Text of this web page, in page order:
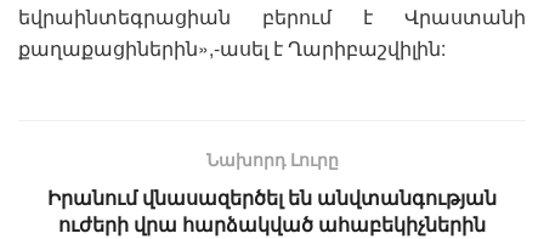
եվրաինտեգրացիան բերում է Վրաստանի
քաղաքացիներին»,-ասել է Ղարիբաշվիլին:
Նախորդ Լուրը
Իրանում վնասազերծել են անվտանգության
ուժերի վրա հարձակված ահաբեկիչներին